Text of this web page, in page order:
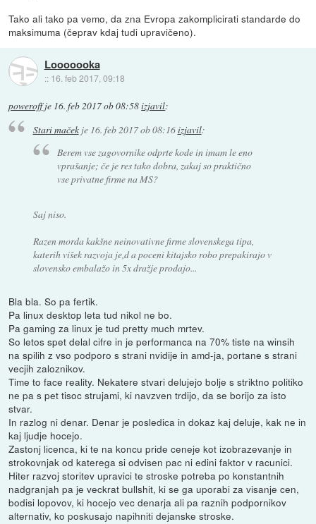
Tako ali tako pa vemo, da zna Evropa zakomplicirati standarde do
maksimuma (čeprav kdaj tudi upravičeno).
Looooooka
:: 16. feb 2017, 09:18
poweroffje 16. feb 2017 ob 08:58izjavil:
Stari mačekje 16. feb 2017 ob 08:16izjavil:
Berem vse zagovornike odprte kode in imam le eno
vprašanje; če je res tako dobra, zakaj so praktično
vse privatne firme na MS?
Saj niso.
Razen morda kakšne neinovativne firme slovenskega tipa,
katerih višek razvoja je,d a poceni kitajsko robo prepakirajo v
slovensko embalažo in 5x dražje prodajo...
Bla bla. So pa fertik.
Pa linux desktop leta tud nikol ne bo.
Pa gaming za linux je tud pretty much mrtev.
So letos spet delal cifre in je performanca na 70% tiste na winsih
na spilih z vso podporo s strani nvidije in amd-ja, portane s strani
vecjih zaloznikov.
Time to face reality. Nekatere stvari delujejo bolje s striktno politiko
ne pa s pet tisoc strujami, ki navzven trdijo, da se borijo za isto
stvar.
In razlog ni denar. Denar je posledica in dokaz kaj deluje, kak ne in
kaj ljudje hocejo.
Zastonj licenca, ki te na koncu pride ceneje kot izobrazevanje in
strokovnjak od katerega si odvisen pac ni edini faktor v racunici.
Hiter razvoj storitev upravici te stroske potreba po konstantnih
nadgranjah pa je veckrat bullshit, ki se ga uporabi za visanje cen,
bodisi lopovov, ki hocejo vec denarja ali pa raznih podpornikov
alternativ, ko poskusajo napihniti dejanske stroske.